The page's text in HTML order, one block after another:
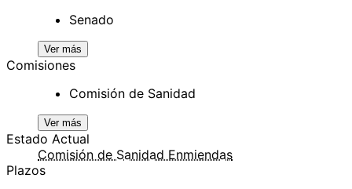
Senado
Ver más
Comisiones
Comisión de Sanidad
Ver más
Estado Actual
Comisión de Sanidad Enmiendas
Plazos